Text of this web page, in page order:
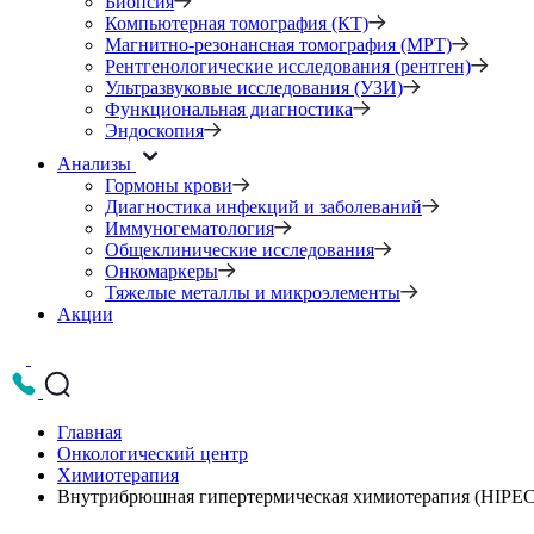
Компьютерная томография (КТ)
Магнитно-резонансная томография (МРТ)
Рентгенологические исследования (рентген)
Ультразвуковые исследования (УЗИ)
Функциональная диагностика
Эндоскопия
Анализы
Гормоны крови
Диагностика инфекций и заболеваний
Иммуногематология
Общеклинические исследования
Онкомаркеры
Тяжелые металлы и микроэлементы
Акции
Главная
Онкологический центр
Химиотерапия
Внутрибрюшная гипертермическая химиотерапия